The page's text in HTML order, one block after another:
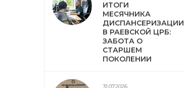
ИТОГИ
МЕСЯЧНИКА
ДИСПАНСЕРИЗАЦИИ
В РАЕВСКОЙ ЦРБ:
ЗАБОТА О
СТАРШЕМ
ПОКОЛЕНИИ
31.07.2026